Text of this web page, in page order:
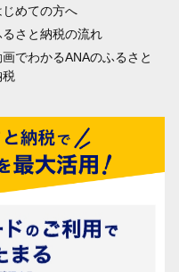
じめての方へ
るさと納税の流れ
画でわかるANAのふるさと
税